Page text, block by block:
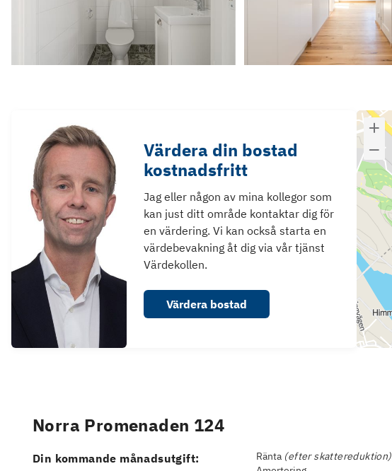
Värdera din bostad
kostnadsfritt
Jag eller någon av mina kollegor som
kan just ditt område kontaktar dig för
en värdering. Vi kan också starta en
värdebevakning åt dig via vår tjänst
Värdekollen.
Värdera bostad
Norra Promenaden 124
Din kommande månadsutgift: Ränta (efter skattereduktion)